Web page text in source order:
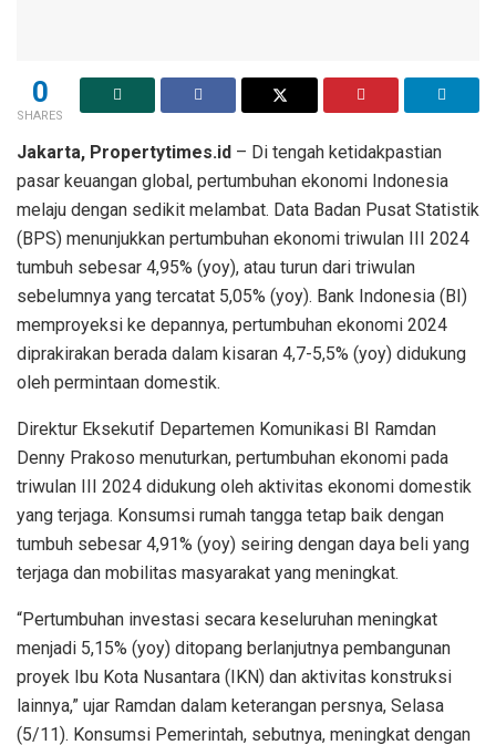
0
SHARES
Jakarta, Propertytimes.id – Di tengah ketidakpastian
pasar keuangan global, pertumbuhan ekonomi Indonesia
melaju dengan sedikit melambat. Data Badan Pusat Statistik
(BPS) menunjukkan pertumbuhan ekonomi triwulan III 2024
tumbuh sebesar 4,95% (yoy), atau turun dari triwulan
sebelumnya yang tercatat 5,05% (yoy). Bank Indonesia (BI)
memproyeksi ke depannya, pertumbuhan ekonomi 2024
diprakirakan berada dalam kisaran 4,7-5,5% (yoy) didukung
oleh permintaan domestik.
Direktur Eksekutif Departemen Komunikasi BI Ramdan
Denny Prakoso menuturkan, pertumbuhan ekonomi pada
triwulan III 2024 didukung oleh aktivitas ekonomi domestik
yang terjaga. Konsumsi rumah tangga tetap baik dengan
tumbuh sebesar 4,91% (yoy) seiring dengan daya beli yang
terjaga dan mobilitas masyarakat yang meningkat.
“Pertumbuhan investasi secara keseluruhan meningkat
menjadi 5,15% (yoy) ditopang berlanjutnya pembangunan
proyek Ibu Kota Nusantara (IKN) dan aktivitas konstruksi
lainnya,” ujar Ramdan dalam keterangan persnya, Selasa
(5/11). Konsumsi Pemerintah, sebutnya, meningkat dengan